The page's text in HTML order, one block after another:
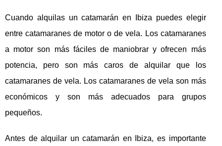
Cuando alquilas un catamarán en Ibiza puedes elegir
entre catamaranes de motor o de vela. Los catamaranes
a motor son más fáciles de maniobrar y ofrecen más
potencia, pero son más caros de alquilar que los
catamaranes de vela. Los catamaranes de vela son más
económicos y son más adecuados para grupos
pequeños.
Antes de alquilar un catamarán en Ibiza, es importante